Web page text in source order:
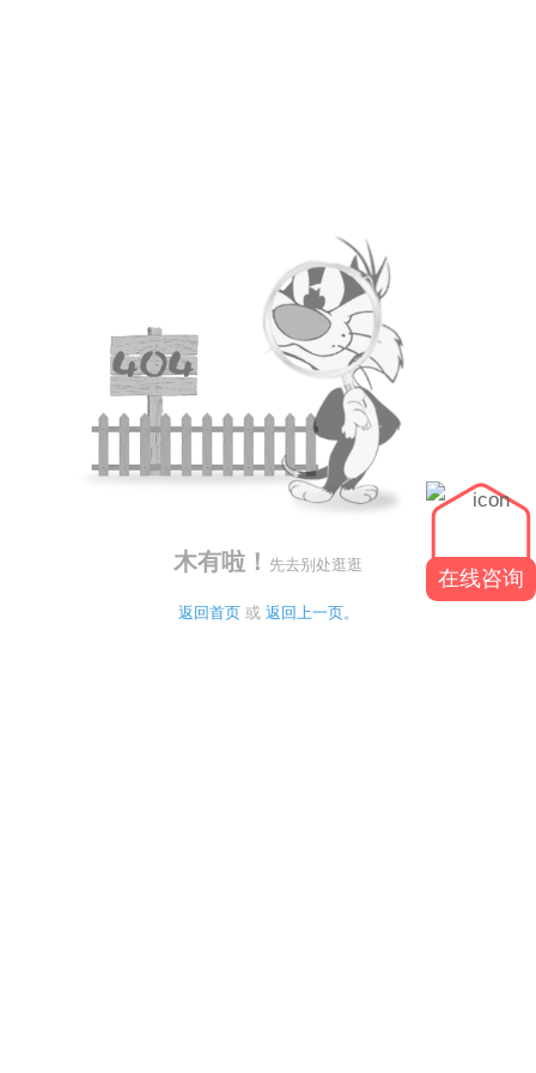
木有啦！ 先去别处逛逛
返回首页 或 返回上一页。
在线咨询